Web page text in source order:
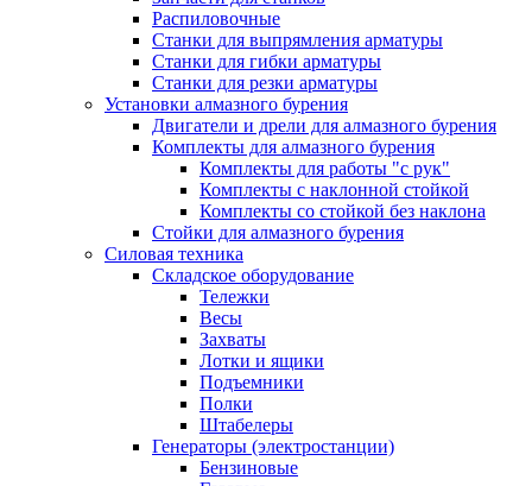
Распиловочные
Станки для выпрямления арматуры
Станки для гибки арматуры
Станки для резки арматуры
Установки алмазного бурения
Двигатели и дрели для алмазного бурения
Комплекты для алмазного бурения
Комплекты для работы "с рук"
Комплекты с наклонной стойкой
Комплекты со стойкой без наклона
Стойки для алмазного бурения
Силовая техника
Складское оборудование
Тележки
Весы
Захваты
Лотки и ящики
Подъемники
Полки
Штабелеры
Генераторы (электростанции)
Бензиновые